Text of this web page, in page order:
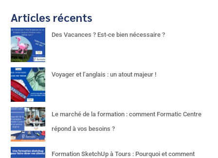
Articles récents
Des Vacances ? Est-ce bien nécessaire ?
Voyager et l’anglais : un atout majeur !
Le marché de la formation : comment Formatic Centre
répond à vos besoins ?
Formation SketchUp à Tours : Pourquoi et comment